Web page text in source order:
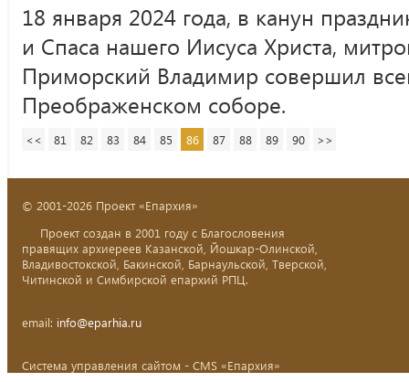
18 января 2024 года, в канун
и Спаса нашего Иисуса Христа,
Приморский Владимир совершил
Преображенском соборе.
<< 81 82 83 84 85 86 87 88 89 90 >>
© 2001-2026 Проект «Епархия»
Проект создан в 2001 году с Благословения
правящих архиереев Казанской, Йошкар-Олинской,
Владивостокской, Бакинской, Барнаульской, Тверской,
Читинской и Симбирской епархий РПЦ.
email: info@eparhia.ru
Система управления сайтом - CMS «Епархия»